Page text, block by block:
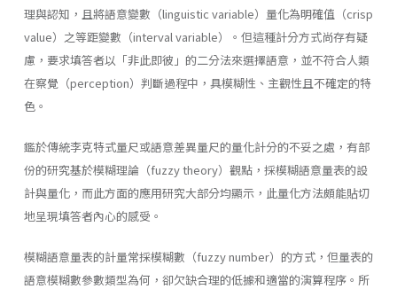
理與認知，且將語意變數（linguistic variable）量化為明確值（crisp
value）之等距變數（interval variable）。但這種計分方式尚存有疑
慮，要求填答者以「非此即彼」的二分法來選擇語意，並不符合人類
在察覺（perception）判斷過程中，具模糊性、主觀性且不確定的特
色。
鑑於傳統李克特式量尺或語意差異量尺的量化計分的不妥之處，有部
份的研究基於模糊理論（fuzzy theory）觀點，採模糊語意量表的設
計與量化，而此方面的應用研究大部分均顯示，此量化方法頗能貼切
地呈現填答者內心的感受。
模糊語意量表的計量常採模糊數（fuzzy number）的方式，但量表的
語意模糊數參數類型為何，卻欠缺合理的低據和適當的演算程序。所